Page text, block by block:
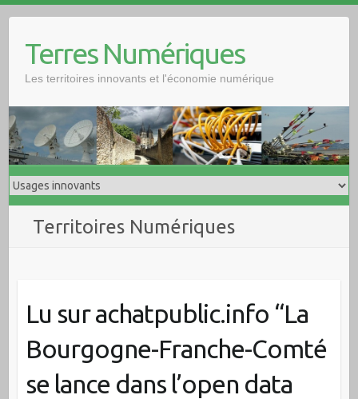
Terres Numériques
Les territoires innovants et l'économie numérique
Territoires Numériques
Lu sur achatpublic.info “La
Bourgogne-Franche-Comté
se lance dans l’open data